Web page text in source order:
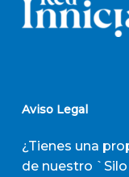
Aviso Legal
¿Tienes una
de nuestro